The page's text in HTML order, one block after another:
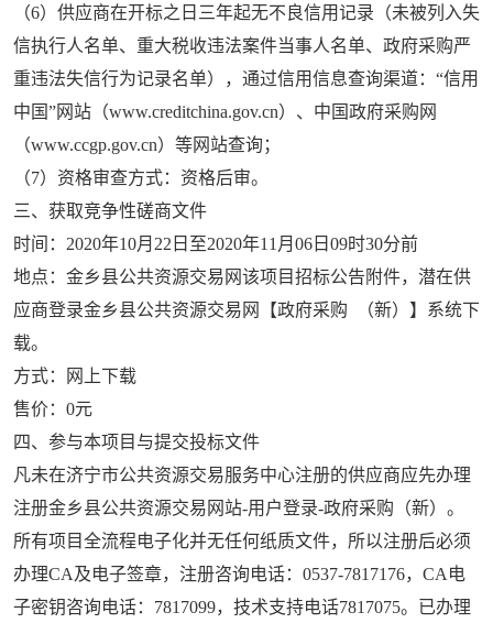
（6）供应商在开标之日三年起无不良信用记录（未被列入失
信执行人名单、重大税收违法案件当事人名单、政府采购严
重违法失信行为记录名单），通过信用信息查询渠道：“信用
中国”网站（www.creditchina.gov.cn）、中国政府采购网
（www.ccgp.gov.cn）等网站查询；
（7）资格审查方式：资格后审。
三、获取竞争性磋商文件
时间： 2020年10月 22 日至2020年11 月 06日 09时30分前
地点：金乡县公共资源交易网该项目招标公告附件，潜在供
应商登录金乡县公共资源交易网【政府采购
（新）】系统下
载。
方式：网上下载
售价： 0元
四、参与本项目与提交投标文件
凡未在济宁市公共资源交易服务中心注册的供应商应先办理
注册金乡县公共资源交易网站-用户登录-政府采购（新）。
所有项目全流程电子化并无任何纸质文件，所以注册后必须
办理CA及电子签章，注册咨询电话： 0537-7817176， CA 电
子密钥咨询电话： 7817099，技术支持电话7817075。已办理